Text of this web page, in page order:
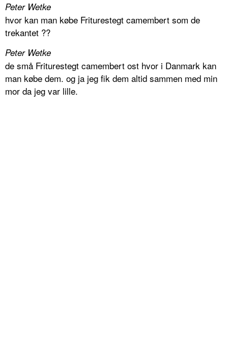
Peter Wetke
hvor kan man købe Friturestegt camembert som de
trekantet ??
Peter Wetke
de små Friturestegt camembert ost hvor i Danmark kan
man købe dem. og ja jeg fik dem altid sammen med min
mor da jeg var lille.